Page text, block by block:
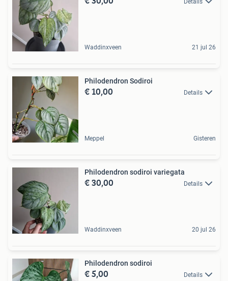
Waddinxveen 21 jul 26
Philodendron Sodiroi
€ 10,00 Details
Meppel Gisteren
Philodendron sodiroi variegata
€ 30,00 Details
Waddinxveen 20 jul 26
Philodendron sodiroi
€ 5,00 Details